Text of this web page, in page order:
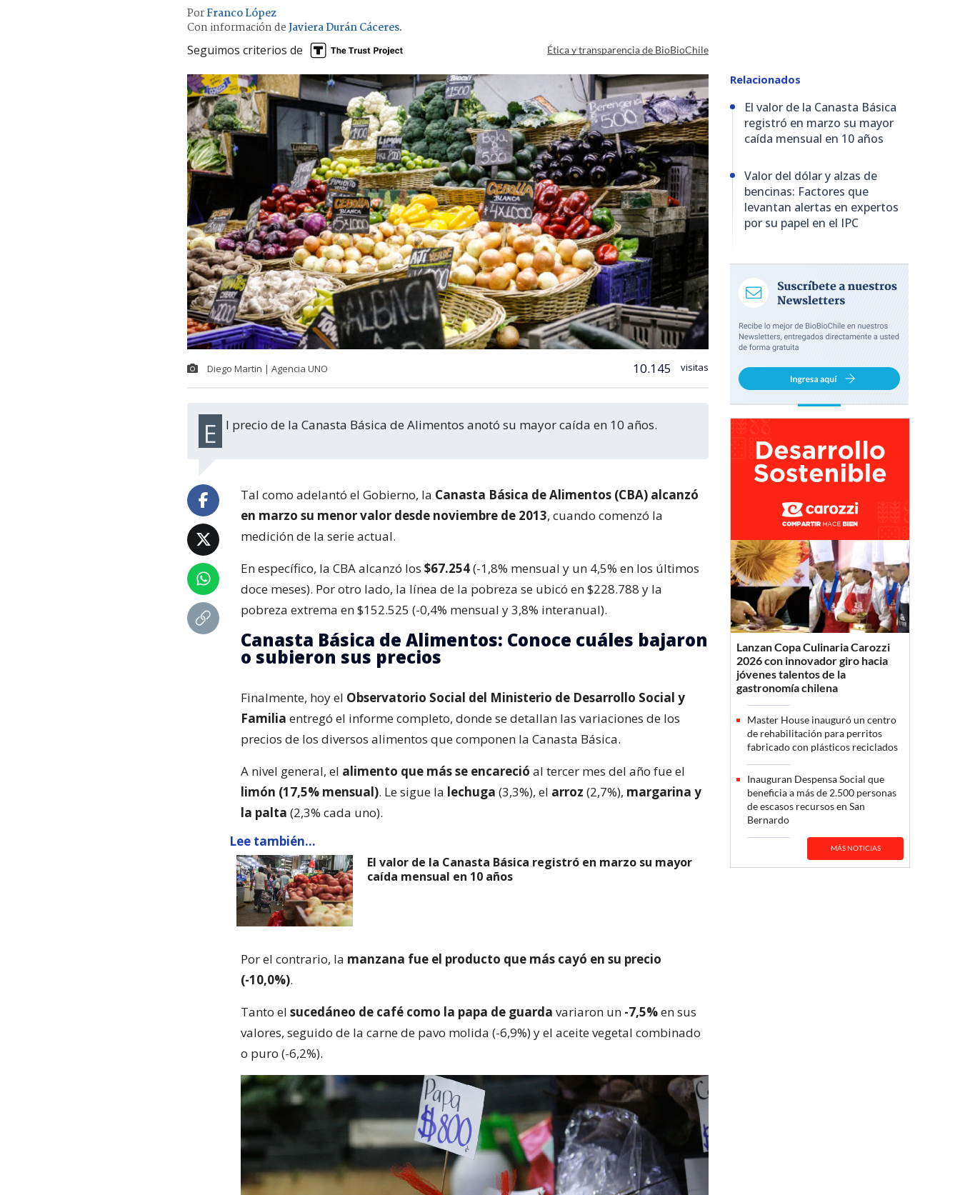
PorFranco López
Con información deJaviera Durán Cáceres.
Seguimos criterios de Ética y transparencia de BioBioChile
Diego Martin | Agencia UNO 10.145 visitas
El precio de la Canasta Básica de Alimentos anotó su mayor caída en 10 años.
Tal como adelantó el Gobierno, la Canasta Básica de Alimentos (CBA) alcanzó
en marzo su menor valor desde noviembre de 2013, cuando comenzó la
medición de la serie actual.
En específico, la CBA alcanzó los $67.254(-1,8% mensual y un 4,5% en los últimos
doce meses). Por otro lado, la línea de la pobreza se ubicó en $228.788 y la
pobreza extrema en $152.525 (-0,4% mensual y 3,8% interanual).
Canasta Básica de Alimentos: Conoce cuáles bajaron
o subieron sus precios
Finalmente, hoy el Observatorio Social del Ministerio de Desarrollo Social y
Familia entregó el informe completo, donde se detallan las variaciones de los
precios de los diversos alimentos que componen la Canasta Básica.
A nivel general, el alimento que más se encareció al tercer mes del año fue el
limón (17,5% mensual). Le sigue la lechuga (3,3%), el arroz (2,7%), margarina y
la palta (2,3% cada uno).
Lee también...
El valor de la Canasta Básica registró en marzo su mayor
caída mensual en 10 años
Por el contrario, la manzana fue el producto que más cayó en su precio
(-10,0%).
Tanto el sucedáneo de café como la papa de guarda variaron un -7,5%en sus
valores, seguido de la carne de pavo molida (-6,9%) y el aceite vegetal combinado
o puro (-6,2%).
Relacionados
El valor de la Canasta Básica
registró en marzo su mayor
caída mensual en 10 años
Valor del dólar y alzas de
bencinas: Factores que
levantan alertas en expertos
por su papel en el IPC
Lanzan Copa Culinaria Carozzi
2026 con innovador giro hacia
jóvenes talentos de la
gastronomía chilena
Master House inauguró un centro
de rehabilitación para perritos
fabricado con plásticos reciclados
Inauguran Despensa Social que
beneficia a más de 2.500 personas
de escasos recursos en San
Bernardo
MÁS NOTICIAS